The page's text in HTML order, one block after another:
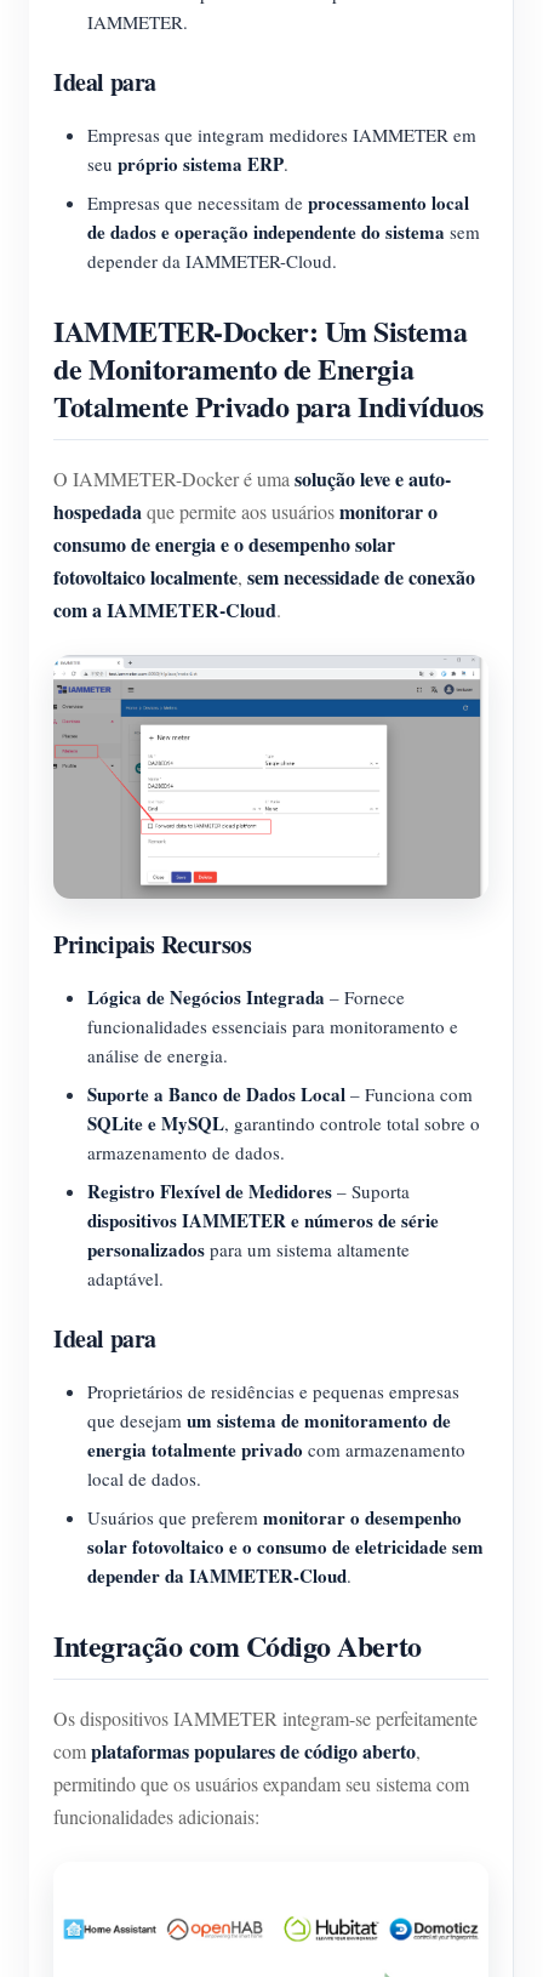
IAMMETER.
Ideal para
Empresas que integram medidores IAMMETER em
seu próprio sistema ERP.
Empresas que necessitam de processamento local
de dados e operação independente do sistema sem
depender da IAMMETER-Cloud.
IAMMETER-Docker: Um Sistema
de Monitoramento de Energia
Totalmente Privado para Indivíduos
O IAMMETER-Docker é uma solução leve e auto-
hospedada que permite aos usuáriosmonitorar o
consumo de energia e o desempenho solar
fotovoltaico localmente, sem necessidade de conexão
com a IAMMETER-Cloud.
Principais Recursos
Lógica de Negócios Integrada – Fornece
funcionalidades essenciais para monitoramento e
análise de energia.
Suporte a Banco de Dados Local – Funciona com
SQLite e MySQL, garantindo controle total sobre o
armazenamento de dados.
Registro Flexível de Medidores – Suporta
dispositivos IAMMETER e números de série
personalizados para um sistema altamente
adaptável.
Ideal para
Proprietários de residências e pequenas empresas
que desejam um sistema de monitoramento de
energia totalmente privado com armazenamento
local de dados.
Usuários que preferem monitorar o desempenho
solar fotovoltaico e o consumo de eletricidade sem
depender da IAMMETER-Cloud.
Integração com Código Aberto
Os dispositivos IAMMETER integram-se perfeitamente
complataformas populares de código aberto,
permitindo que os usuários expandam seu sistema com
funcionalidades adicionais: